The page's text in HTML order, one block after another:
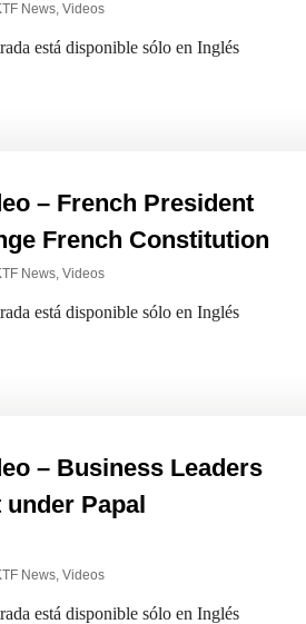
News, Videos
está disponible sólo en Inglés
– French President
French Constitution
News, Videos
está disponible sólo en Inglés
– Business Leaders
Papal
News, Videos
está disponible sólo en Inglés